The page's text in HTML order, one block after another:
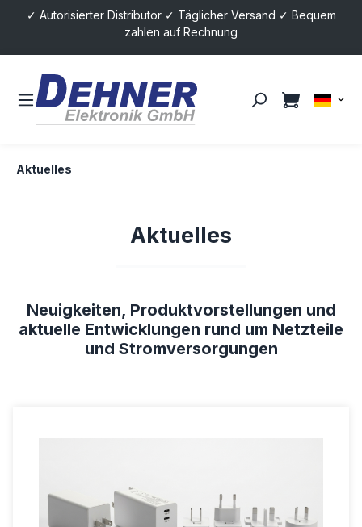
springen
✓ Autorisierter Distributor ✓ Täglicher Versand ✓ Bequem
zahlen auf Rechnung
Aktuelles
Aktuelles
Neuigkeiten, Produktvorstellungen und
aktuelle Entwicklungen rund um Netzteile
und Stromversorgungen